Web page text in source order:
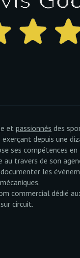
et passionnés des
depuis une
ses compétences
travers de son
les
commercial dédié
circuit.